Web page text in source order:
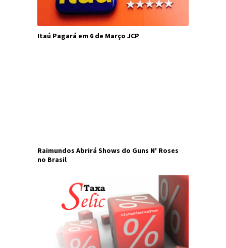
Itaú Pagará em 6 de Março JCP
Raimundos Abrirá Shows do Guns N' Roses
no Brasil